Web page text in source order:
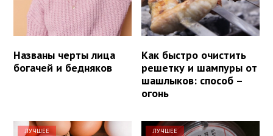
Названы черты лица
богачей и бедняков
Как быстро очистить
решетку и шампуры от
шашлыков: способ –
огонь
ЛУЧШЕЕ ЛУЧШЕЕ